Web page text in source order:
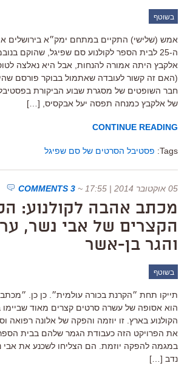
בשוטף
אמש (שלישי) התקיים במתחם ימק״א בירושלים
אלקבץ היתה אמורה להנחות, אבל היא נאלצה
(האם זה קשור לעובדה שאתמול בבוקר פורסם
חבר השופטים של מסגרת שבוע הביקורת
של אלקבץ כמנחה תפסה יעל אבקסיס, […]
CONTINUE READING
Tags: פסטיבל הסרטים של סם שפיגל
05 אוקטובר 2014 | 17:55 ~
3 COMMENTS
מכתב אהבה לקולנוע:
הקצרים של אבי נשר,
והגר בן-אשר
בשוטף
תייקו תחת ״הקרנת בכורה עולמית״. כן כן.
הוא אסופה של עשרה סרטים קצרים מאוד שביימו
הקולנוע בארץ. זו יוזמה והפקה של אלונה רפואה
את הפרויקט הזה כעבודת הגמר שלהם בבית
במגמה להפקה יוזמת. הם הצליחו לשכנע את אבי
נדב […]